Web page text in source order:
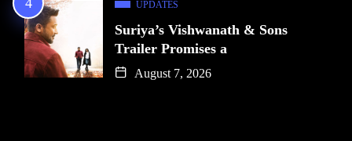
UPDATES
Suriya’s Vishwanath & Sons
Trailer Promises a
August 7, 2026